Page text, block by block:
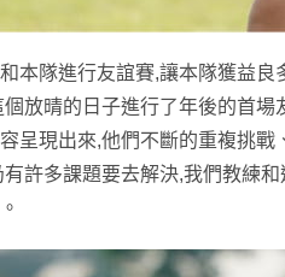
本隊進行友誼賽,讓本隊獲益良
放晴的日子進行了年後的首場
呈現出來,他們不斷的重複挑
許多課題要去解決,我們教練